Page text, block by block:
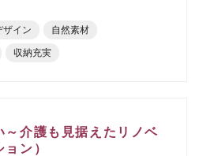
ザイン 自然素材
収納充実
～介護も見据えたリノベ
ン）